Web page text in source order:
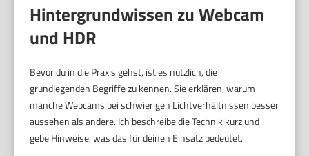
Hintergrundwissen zu Webcam
und HDR
Bevor du in die Praxis gehst, ist es nützlich, die
grundlegenden Begriffe zu kennen. Sie erklären, warum
manche Webcams bei schwierigen Lichtverhältnissen besser
aussehen als andere. Ich beschreibe die Technik kurz und
gebe Hinweise, was das für deinen Einsatz bedeutet.